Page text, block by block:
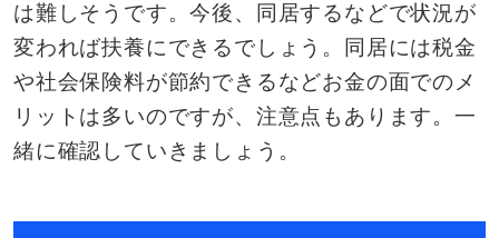
は難しそうです。今後、同居するなどで状況が
変われば扶養にできるでしょう。同居には税金
や社会保険料が節約できるなどお金の面でのメ
リットは多いのですが、注意点もあります。一
緒に確認していきましょう。